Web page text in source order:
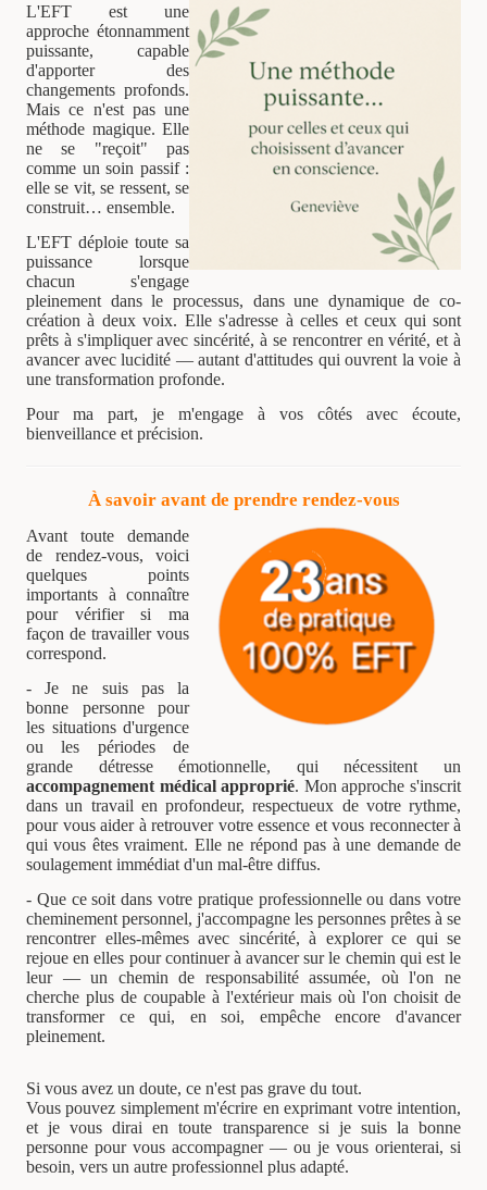
L'EFT est une
approche étonnamment
puissante, capable
d'apporter des
changements profonds.
Mais ce n'est pas une
méthode magique. Elle
ne se "reçoit" pas
comme un soin passif :
elle se vit, se ressent, se
construit… ensemble.
L'EFT déploie toute sa
puissance lorsque
chacun s'engage
pleinement dans le processus, dans une dynamique de co-
création à deux voix. Elle s'adresse à celles et ceux qui sont
prêts à s'impliquer avec sincérité, à se rencontrer en vérité, et à
avancer avec lucidité — autant d'attitudes qui ouvrent la voie à
une transformation profonde.
Pour ma part, je m'engage à vos côtés avec écoute,
bienveillance et précision.
À savoir avant de prendre rendez-vous
Avant toute demande
de rendez-vous, voici
quelques points
importants à connaître
pour vérifier si ma
façon de travailler vous
correspond.
-Je ne suis pas la
bonne personne pour
les situations d'urgence
ou les périodes de
grande détresse émotionnelle, qui nécessitent un
accompagnement médical approprié. Mon approche s'inscrit
dans un travail en profondeur, respectueux de votre rythme,
pour vous aider à retrouver votre essence et vous reconnecter à
qui vous êtes vraiment. Elle ne répond pas à une demande de
soulagement immédiat d'un mal-être diffus.
- Que ce soit dans votre pratique professionnelle ou dans votre
cheminement personnel, j'accompagne les personnes prêtes à se
rencontrer elles-mêmes avec sincérité, à explorer ce qui se
rejoue en elles pour continuer à avancer sur le chemin qui est le
leur — un chemin de responsabilité assumée, où l'on ne
cherche plus de coupable à l'extérieur mais où l'on choisit de
transformer ce qui, en soi, empêche encore d'avancer
pleinement.
Si vous avez un doute, ce n'est pas grave du tout.
Vous pouvez simplement m'écrire en exprimant votre intention,
et je vous dirai en toute transparence si je suis la bonne
personne pour vous accompagner — ou je vous orienterai, si
besoin, vers un autre professionnel plus adapté.